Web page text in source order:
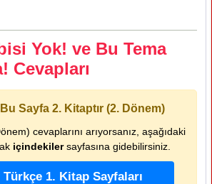
Yok! ve Bu Tema
Cevapları
Sayfa 2. Kitaptır (2. Dönem)
cevaplarını arıyorsanız, aşağıdaki
içindekilersayfasına gidebilirsiniz.
Türkçe 1. Kitap Sayfaları